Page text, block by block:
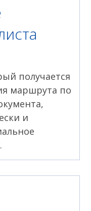
получается
маршрута по
и